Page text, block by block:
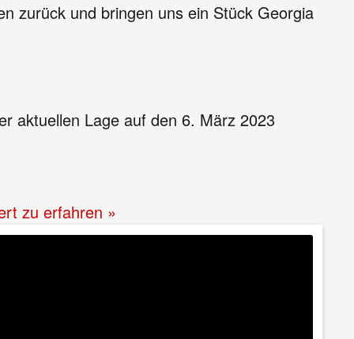
zurück und bringen uns ein Stück Georgia
aktuellen Lage auf den 6. März 2023
zu erfahren »